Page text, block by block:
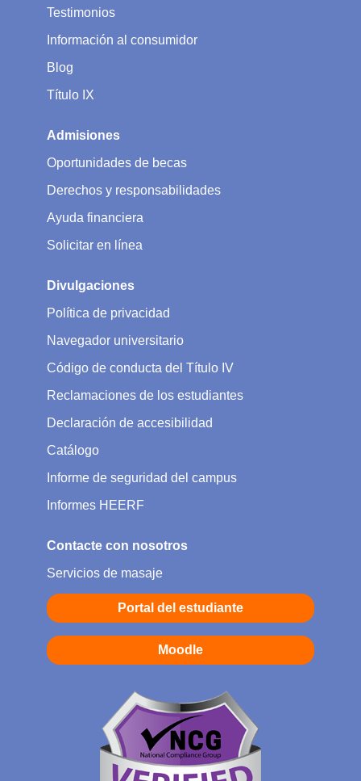
Testimonios
Información al consumidor
Blog
Título IX
Admisiones
Oportunidades de becas
Derechos y responsabilidades
Ayuda financiera
Solicitar en línea
Divulgaciones
Política de privacidad
Navegador universitario
Código de conducta del Título IV
Reclamaciones de los estudiantes
Declaración de accesibilidad
Catálogo
Informe de seguridad del campus
Informes HEERF
Contacte con nosotros
Servicios de masaje
Portal del estudiante
Moodle